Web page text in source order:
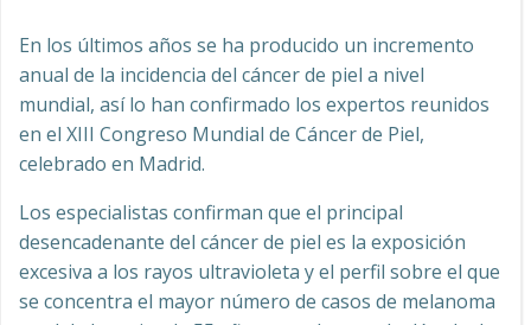
En los últimos años se ha producido un incremento
anual de la incidencia del cáncer de piel a nivel
mundial, así lo han confirmado los expertos reunidos
en el XIII Congreso Mundial de Cáncer de Piel,
celebrado en Madrid.
Los especialistas confirman que el principal
desencadenante del cáncer de piel es la exposición
excesiva a los rayos ultravioleta y el perfil sobre el que
se concentra el mayor número de casos de melanoma